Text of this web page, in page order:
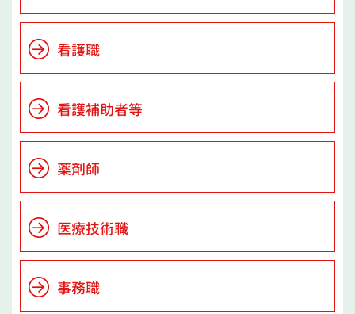
看護職
看護補助者等
薬剤師
医療技術職
事務職